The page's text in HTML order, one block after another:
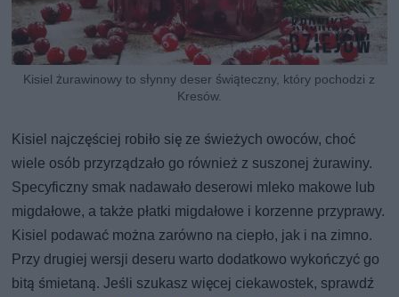
Kisiel żurawinowy to słynny deser świąteczny, który pochodzi z
Kresów.
Kisiel najczęściej robiło się ze świeżych owoców, choć
wiele osób przyrządzało go również z suszonej żurawiny.
Specyficzny smak nadawało deserowi mleko makowe lub
migdałowe, a także płatki migdałowe i korzenne przyprawy.
Kisiel podawać można zarówno na ciepło, jak i na zimno.
Przy drugiej wersji deseru warto dodatkowo wykończyć go
bitą śmietaną. Jeśli szukasz więcej ciekawostek, sprawdź